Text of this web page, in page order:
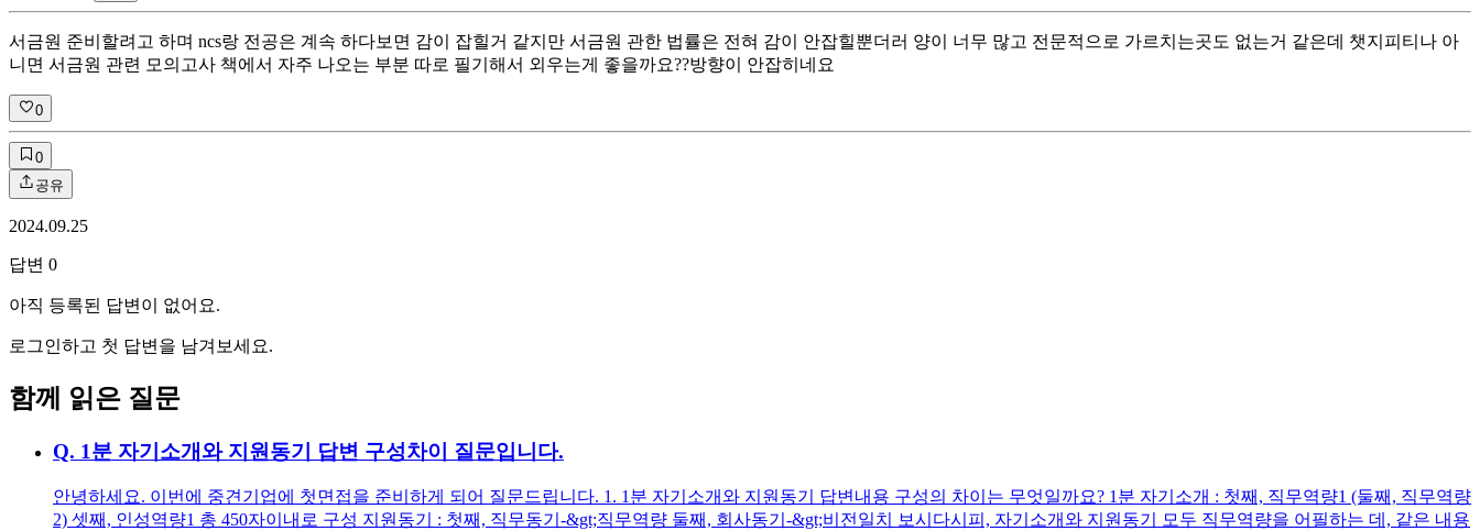
서금원 준비할려고 하며 ncs랑 전공은 계속 하다보면 감이 잡힐거 같지만 서금원 관한 법률은 전혀 감이 안잡힐뿐더러 양이 너무 많고 전문적으로 가르치는곳도 없는거 같은데 챗지피티나 아
니면 서금원 관련 모의고사 책에서 자주 나오는 부분 따로 필기해서 외우는게 좋을까요??방향이 안잡히네요
0
0
공유
2024.09.25
답변 0
아직 등록된 답변이 없어요.
로그인하고 첫 답변을 남겨보세요.
함께 읽은 질문
Q. 1분 자기소개와 지원동기 답변 구성차이 질문입니다.
안녕하세요. 이번에 중견기업에 첫면접을 준비하게 되어 질문드립니다. 1. 1분 자기소개와 지원동기 답변내용 구성의 차이는 무엇일까요? 1분 자기소개 : 첫째, 직무역량1 (둘째, 직무역량
2) 셋째, 인성역량1 총 450자이내로 구성 지원동기 : 첫째, 직무동기-&gt;직무역량 둘째, 회사동기-&gt;비전일치 보시다시피, 자기소개와 지원동기 모두 직무역량을 어필하는 데, 같은 내용